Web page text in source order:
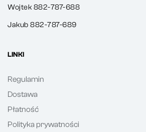
Wojtek 882-787-688
Jakub 882-787-689
LINKI
Regulamin
Dostawa
Płatność
Polityka prywatności